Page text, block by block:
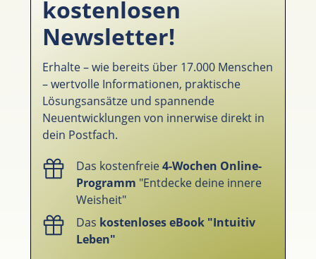
kostenlosen
Newsletter!
Erhalte – wie bereits über 17.000 Menschen
– wertvolle Informationen, praktische
Lösungsansätze und spannende
Neuentwicklungen von innerwise direkt in
dein Postfach.
Das kostenfreie4-Wochen Online-
Programm "Entdecke deine innere
Weisheit"
Das kostenloses eBook "Intuitiv
Leben"